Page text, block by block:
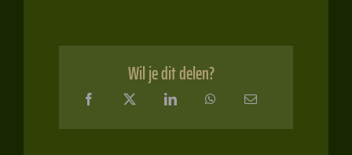
Wil je dit delen?